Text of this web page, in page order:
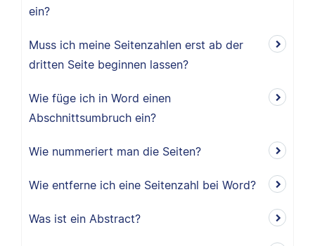
ein?
Muss ich meine Seitenzahlen erst ab der
dritten Seite beginnen lassen?
Wie füge ich in Word einen
Abschnittsumbruch ein?
Wie nummeriert man die Seiten?
Wie entferne ich eine Seitenzahl bei Word?
Was ist ein Abstract?